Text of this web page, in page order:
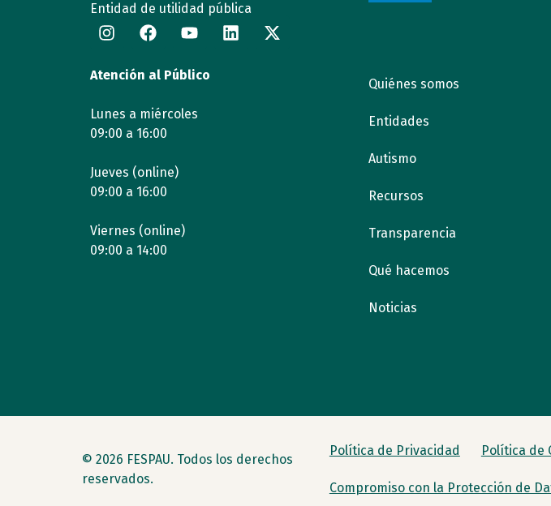
Entidad de utilidad pública
Atención al Público
Lunes a miércoles
09:00 a 16:00
Jueves (online)
09:00 a 16:00
Viernes (online)
09:00 a 14:00
Quiénes somos
Entidades
Autismo
Recursos
Transparencia
Qué hacemos
Noticias
© 2026 FESPAU. Todos los derechos
reservados.
Política de Privacidad Política de
Compromiso con la Protección de